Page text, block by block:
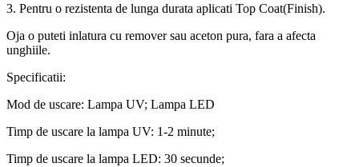
3. Pentru o rezistenta de lunga durata aplicati Top Coat(Finish).
Oja o puteti inlatura cu remover sau aceton pura, fara a afecta
unghiile.
Specificatii:
Mod de uscare: Lampa UV; Lampa LED
Timp de uscare la lampa UV: 1-2 minute;
Timp de uscare la lampa LED: 30 secunde;